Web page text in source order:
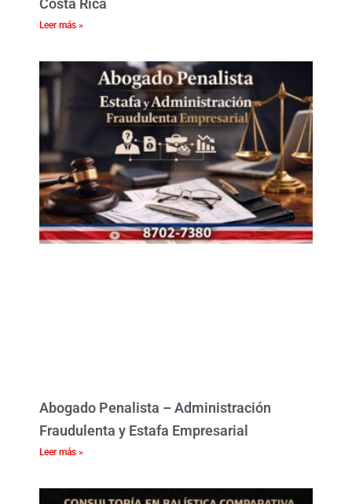
Leer más »
Abogado Penalista – Administración
Fraudulenta y Estafa Empresarial
Leer más »